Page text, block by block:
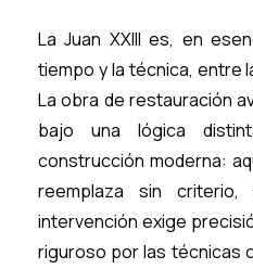
La Juan XXIII es, en
tiempo y la técnica, entre
La obra de restauración
bajo una lógica
construcción moderna:
reemplaza sin
intervención exige
riguroso por las técnicas